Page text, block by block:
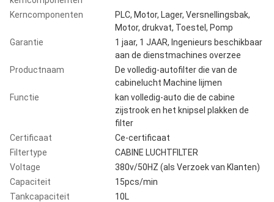
Kerncomponenten
PLC, Motor, Lager, Versnellingsbak,
Motor, drukvat, Toestel, Pomp
Garantie
1 jaar, 1 JAAR, Ingenieurs beschikbaar
aan de dienstmachines overzee
Productnaam
De volledig-autofilter die van de
cabinelucht Machine lijmen
Functie
kan volledig-auto die de cabine
zijstrook en het knipsel plakken de
filter
Certificaat
Ce-certificaat
Filtertype
CABINE LUCHTFILTER
Voltage
380v/50HZ (als Verzoek van Klanten)
Capaciteit
15pcs/min
Tankcapaciteit
10L